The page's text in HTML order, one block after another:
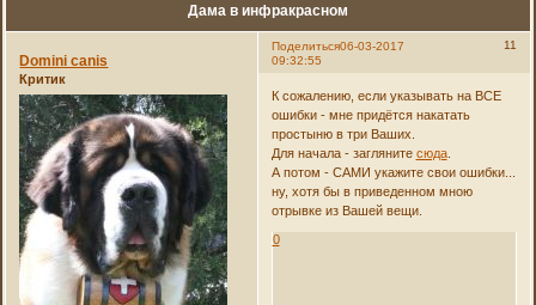
Дама в инфракрасном
Поделиться 11
06-03-2017
09:32:55
Domini canis
Критик
К сожалению, если указывать на ВСЕ
ошибки - мне придётся накатать
простыню в три Ваших.
Для начала - загляните сюда.
А потом - САМИ укажите свои ошибки...
ну, хотя бы в приведенном мною
отрывке из Вашей вещи.
0